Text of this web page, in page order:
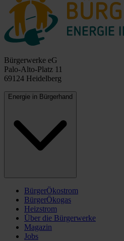
Bürgerwerke eG
Palo-Alto-Platz 11
69124 Heidelberg
Energie in Bürgerhand
BürgerÖkostrom
BürgerÖkogas
Heizstrom
Über die Bürgerwerke
Magazin
Jobs